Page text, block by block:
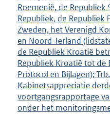
Roemenië, de Republiek
Republiek, de
Zweden, het Verenigd
en Noord-Ierland
de Republiek Kroatië
Republiek Kroatië tot de
Protocol en Bijlagen);
Kabinetsappreciatie
voortgangsrapportage
onder het